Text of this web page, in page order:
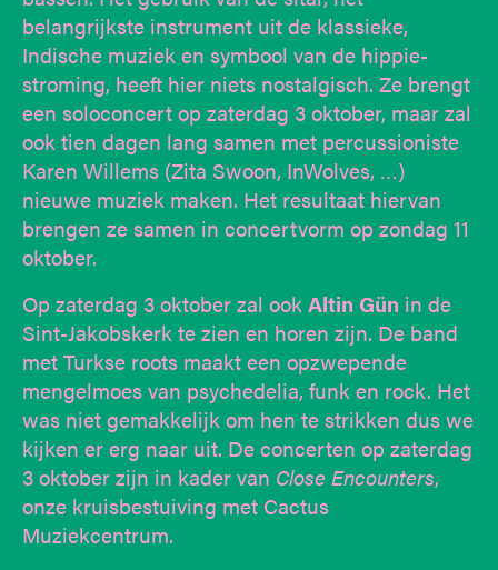
belangrijkste instrument uit de klassieke,
Indische muziek en symbool van de hippie-
stroming, heeft hier niets nostalgisch. Ze brengt
een soloconcert op zaterdag 3 oktober, maar zal
ook tien dagen lang samen met percussioniste
Karen Willems (Zita Swoon, InWolves, …)
nieuwe muziek maken. Het resultaat hiervan
brengen ze samen in concertvorm op zondag 11
oktober.
Op zaterdag 3 oktober zal ookAltin Gün in de
Sint-Jakobskerk te zien en horen zijn. De band
met Turkse roots maakt een opzwepende
mengelmoes van psychedelia, funk en rock. Het
was niet gemakkelijk om hen te strikken dus we
kijken er erg naar uit. De concerten op zaterdag
3 oktober zijn in kader van Close Encounters,
onze kruisbestuiving met Cactus
Muziekcentrum.